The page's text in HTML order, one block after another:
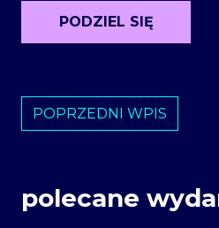
PODZIEL SIĘ
POPRZEDNI WPIS
polecane